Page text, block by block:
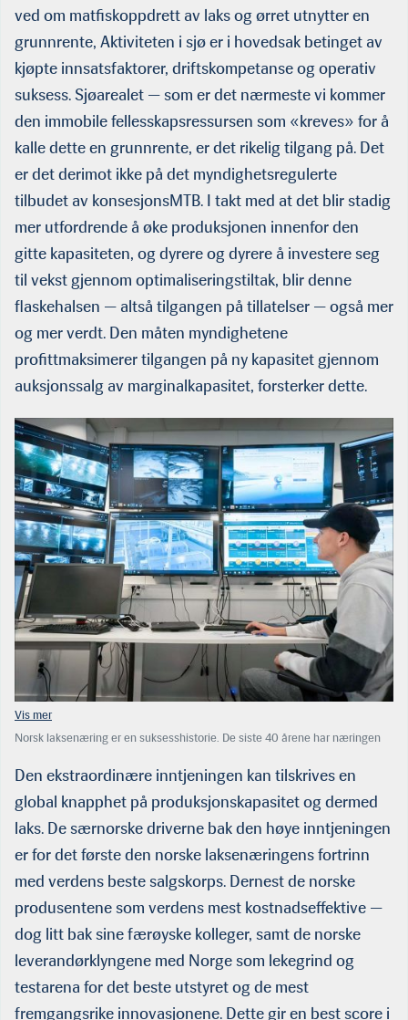
ved om matfiskoppdrett av laks og ørret utnytter en
grunnrente, Aktiviteten i sjø er i hovedsak betinget av
kjøpte innsatsfaktorer, driftskompetanse og operativ
suksess. Sjøarealet — som er det nærmeste vi kommer
den immobile fellesskapsressursen som «kreves» for å
kalle dette en grunnrente, er det rikelig tilgang på. Det
er det derimot ikke på det myndighetsregulerte
tilbudet av konsesjonsMTB. I takt med at det blir stadig
mer utfordrende å øke produksjonen innenfor den
gitte kapasiteten, og dyrere og dyrere å investere seg
til vekst gjennom optimaliseringstiltak, blir denne
flaskehalsen — altså tilgangen på tillatelser — også mer
og mer verdt. Den måten myndighetene
profittmaksimerer tilgangen på ny kapasitet gjennom
auksjonssalg av marginalkapasitet, forsterker dette.
Norsk laksenæring er en suksesshistorie. De siste 40 årene har næringen
1991, 2002 og 2003. Dette skyldes mange for­hold; dyktige selgere, dyktige
det gjelder å utvikle ny og verdiskapende oppdrettsteknologi.
Den ekstraordinære inntjeningen kan tilskrives en
global knapphet på produksjonskapasitet og dermed
laks. De særnorske driverne bak den høye inntjeningen
er for det første den norske laksenæringens fortrinn
med verdens beste salgskorps. Dernest de norske
produsentene som verdens mest kostnadseffektive —
dog litt bak sine færøyske kolleger, samt de norske
leverandørklyngene med Norge som lekegrind og
testarena for det beste utstyret og de mest
fremgangsrike innovasjonene. Dette gir en best score i